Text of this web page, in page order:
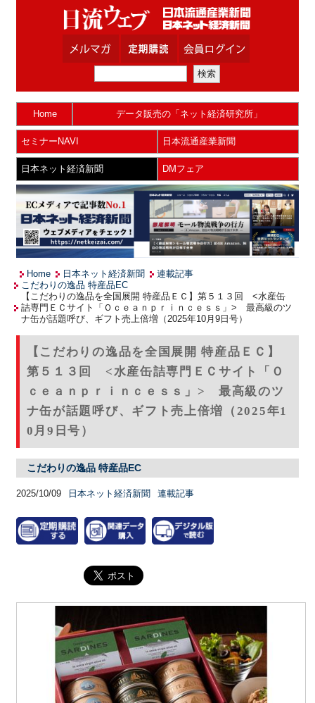
Home データ販売の「ネット経済研究所」
セミナーNAVI 日本流通産業新聞
日本ネット経済新聞 DMフェア
Home 日本ネット経済新聞
連載記事
こだわりの逸品 特産品EC
【こだわりの逸品を全国展開 特産品ＥＣ】第５１３回 <水産缶
詰専門ＥＣサイト「Ｏｃｅａｎｐｒｉｎｃｅｓｓ」> 最高級のツ
ナ缶が話題呼び、ギフト売上倍増（2025年10月9日号）
【こだわりの逸品を全国展開 特産品ＥＣ】
第５１３回 <水産缶詰専門ＥＣサイト「Ｏ
ｃｅａｎｐｒｉｎｃｅｓｓ」> 最高級のツ
ナ缶が話題呼び、ギフト売上倍増（2025年1
0月9日号）
こだわりの逸品 特産品EC
2025/10/09 日本ネット経済新聞 連載記事